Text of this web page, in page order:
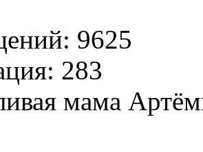
9625
283
мама